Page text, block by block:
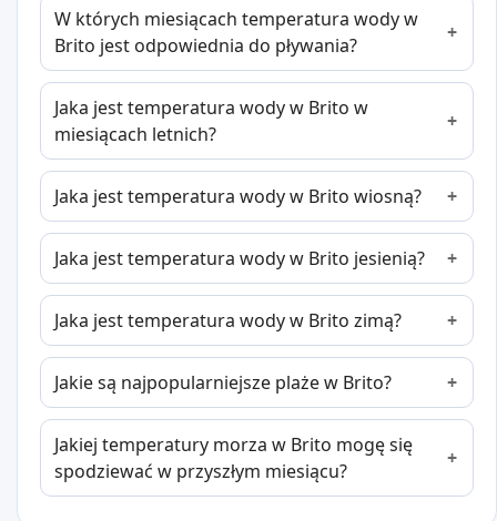
W których miesiącach temperatura wody w
Brito jest odpowiednia do pływania?
Jaka jest temperatura wody w Brito w
miesiącach letnich?
Jaka jest temperatura wody w Brito wiosną?
Jaka jest temperatura wody w Brito jesienią?
Jaka jest temperatura wody w Brito zimą?
Jakie są najpopularniejsze plaże w Brito?
Jakiej temperatury morza w Brito mogę się
spodziewać w przyszłym miesiącu?